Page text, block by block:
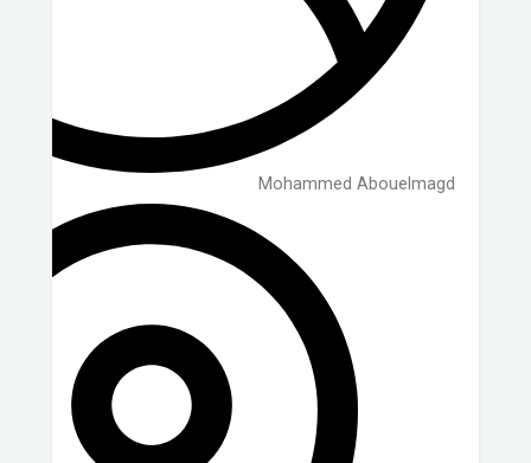
Mohammed Abouelmagd